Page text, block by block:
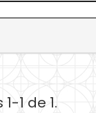
1 de 1.